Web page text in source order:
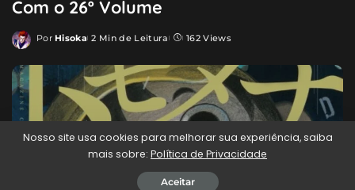
Com o 26º Volume
Posted
Por Hisoka 2 Min de Leitura 162 Views
Nosso site usa cookies para melhorar sua experiência, saiba
mais sobre: Política de Privacidade
Aceitar